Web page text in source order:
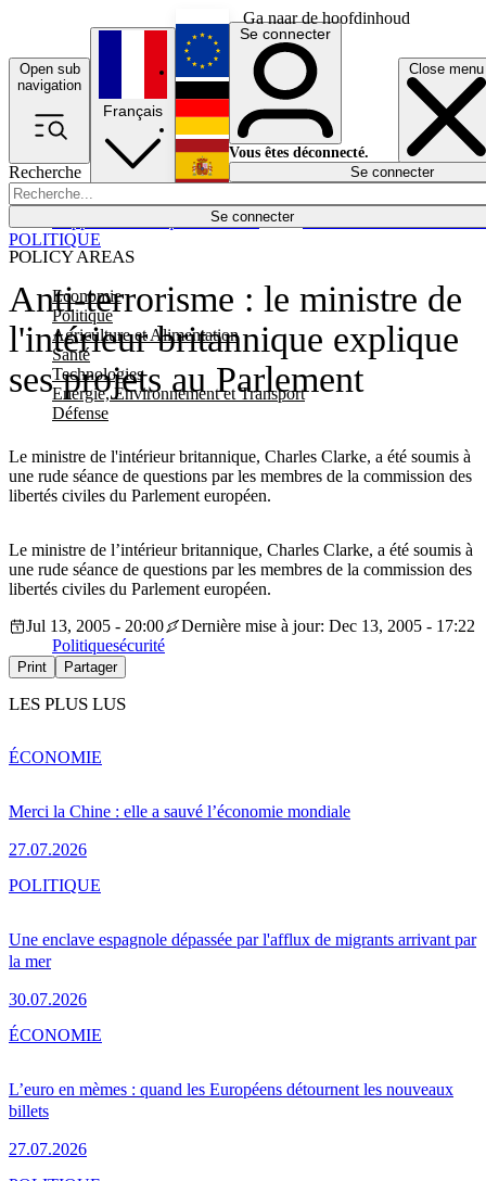
Ga naar de hoofdinhoud
Open sub
navigation
Close menu
Recherche
Se connecter
POLICY AREAS
Economie
Politique
Agriculture et Alimentation
Santé
Technologies
Energie, Environnement et Transport
Défense
Économie
Français
English
Deutsch
Español
Se connecter
Vous êtes déconnecté.
Se connecter
Anti-terrorisme : le ministre de
l'intérieur britannique explique
ses projets au Parlement
Le ministre de l'intérieur britannique, Charles Clarke, a été soumis à
une rude séance de questions par les membres de la commission des
libertés civiles du Parlement européen.
POLITIQUE
Le ministre de l’intérieur britannique, Charles Clarke, a été soumis à
une rude séance de questions par les membres de la commission des
libertés civiles du Parlement européen.
Jul 13, 2005 - 20:00
Dernière mise à jour: Dec 13, 2005 - 17:22
Politiquesécurité
Print Partager
LES PLUS LUS
Merci la Chine : elle a sauvé l’économie mondiale
27.07.2026
ÉCONOMIE
Une enclave espagnole dépassée par l'afflux de migrants arrivant par
la mer
30.07.2026
POLITIQUE
L’euro en mèmes : quand les Européens détournent les nouveaux
billets
27.07.2026
ÉCONOMIE